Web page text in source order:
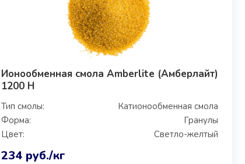
Ионообменная смола Amberlite (Амберлайт)
1200 H
Тип смолы:
Катионообменная смола
Форма:
Гранулы
Цвет:
Светло-желтый
234 руб./кг